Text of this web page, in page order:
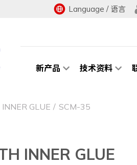
Language / 语言
新产品 技术资料
GLUE SCM-35
INNER GLUE